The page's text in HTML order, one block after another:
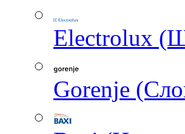
Electrolux
Gorenje